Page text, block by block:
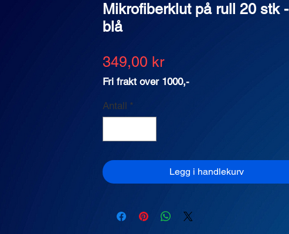
Mikrofiberklut på rull 20 stk -
blå
349,00 krPris
Fri frakt over 1000,-
Antall *
Legg i handlekurv